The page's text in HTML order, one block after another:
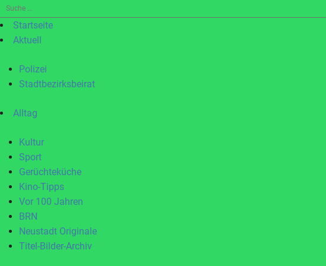
Suche
nach:Startseite
Aktuell
Polizei
Stadtbezirksbeirat
Alltag
Kultur
Sport
Gerüchteküche
Kino-Tipps
Vor 100 Jahren
BRN
Neustadt Originale
Titel-Bilder-Archiv